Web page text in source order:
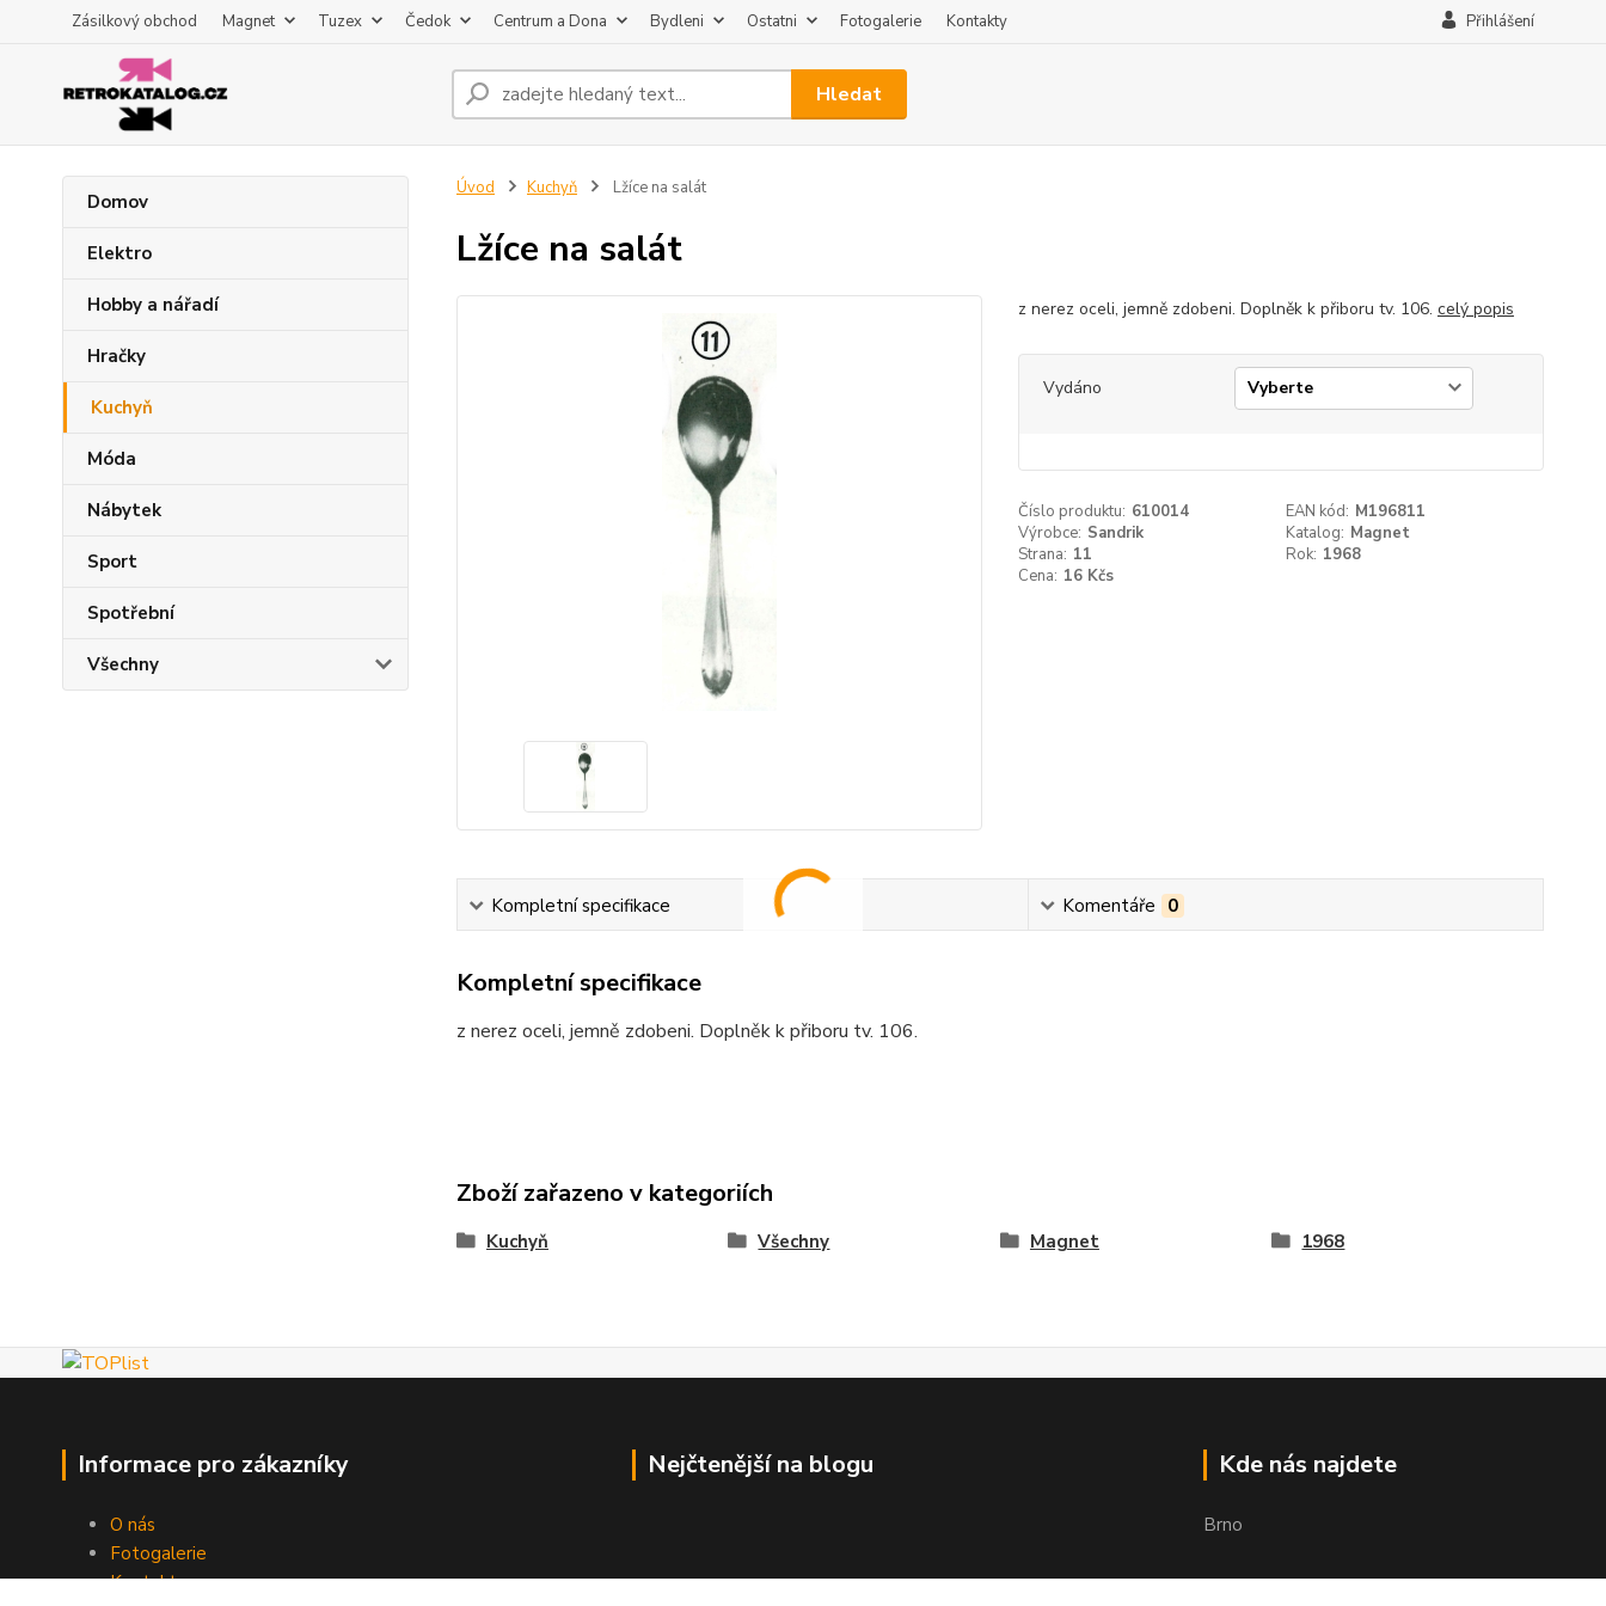
Zásilkový obchod Magnet Tuzex Čedok Centrum a Dona Bydleni Ostatni Fotogalerie Kontakty Přihlášení
Hledat
Domov
Elektro
Hobby a nářadí
Hračky
Kuchyň
Móda
Nábytek
Sport
Spotřební
Všechny
Úvod Kuchyň Lžíce na salát
Lžíce na salát
z nerez oceli, jemně zdobeni. Doplněk k přiboru tv. 106. celý popis
Vydáno
Číslo produktu: 610014 EAN kód: M196811
Výrobce: Sandrik Katalog: Magnet
Strana: 11 Rok: 1968
Cena: 16 Kčs
Kompletní specifikace Komentáře 0
Kompletní specifikace
z nerez oceli, jemně zdobeni. Doplněk k přiboru tv. 106.
Zboží zařazeno v kategoriích
Kuchyň Všechny Magnet 1968
Informace pro zákazníky
O nás
Fotogalerie
Kontakty
Nejčtenější na blogu Kde nás najdete
Brno